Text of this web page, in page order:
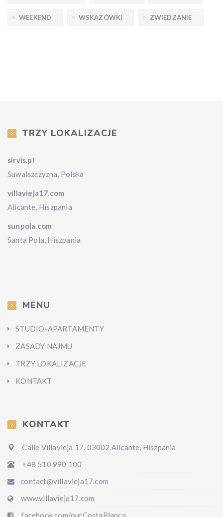
WEEKEND WSKAZÓWKI ZWIEDZANIE
TRZY LOKALIZACJE
sirvis.pl
Suwalszczyzna, Polska
villavieja17.com
Alicante, Hiszpania
sunpola.com
Santa Pola, Hiszpania
MENU
STUDIO-APARTAMENTY
ZASADY NAJMU
TRZY LOKALIZACJE
KONTAKT
KONTAKT
Calle Villavieja 17, 03002 Alicante, Hiszpania
+48 510 990 100
contact@villavieja17.com
www.villavieja17.com
facebook.com/ourCostaBlanca